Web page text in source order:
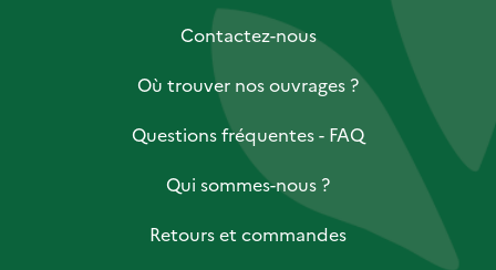
Contactez-nous
Où trouver nos ouvrages ?
Questions fréquentes - FAQ
Qui sommes-nous ?
Retours et commandes